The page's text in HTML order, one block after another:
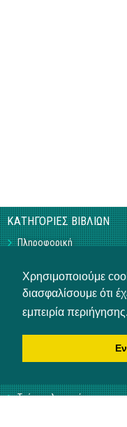
Χρησιμοποιούμε
διασφαλίσουμε ότι
εμπειρία περιήγησης.
ΚΑΤΗΓΟΡΙΕΣ ΒΙΒΛΙΩΝ
Πληροφορική
Τεχνικά
Γεωπονικά
Υπό Έκδοση
Η ΕΤΑΙΡΕΙΑ
Επικοινωνία
Αρ. Γ.Ε.ΜΗ 3840901000
Τρόποι πληρωμής